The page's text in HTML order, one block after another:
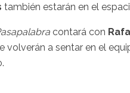
también estarán en el
contará con
a sentar en el